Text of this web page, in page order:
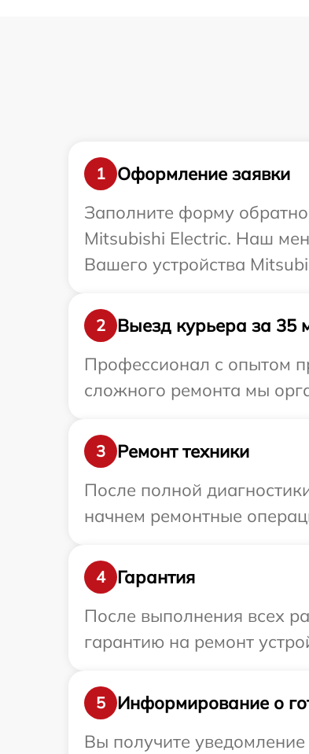
1
Оформление заявки
Заполните форму
Mitsubishi Electric. Наш
Вашего устройства
2
Выезд курьера за 35
Профессионал с опытом
сложного ремонта мы
3
Ремонт техники
После полной
начнем ремонтные
4
Гарантия
После выполнения всех
гарантию на ремонт
5
Информирование о
Вы получите